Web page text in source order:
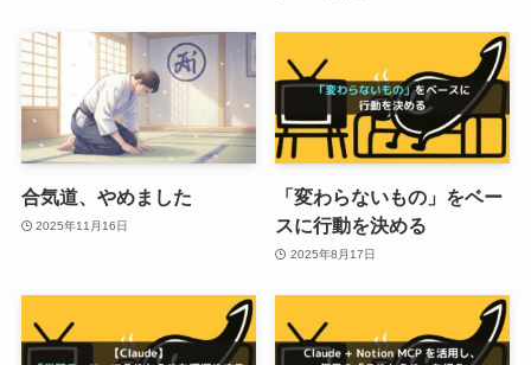
合気道、やめました
2025年11月16日
「変わらないもの」をベー
スに行動を決める
2025年8月17日